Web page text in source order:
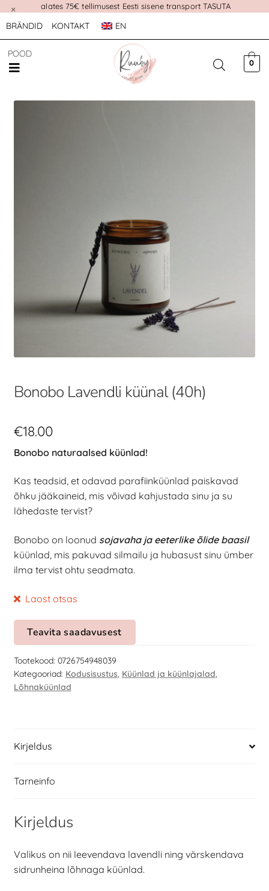
alates 75€ tellimusest Eesti sisene transport TASUTA
×
BRÄNDID KONTAKT EN
POOD
0
Bonobo Lavendli küünal (40h)
€18.00
Bonobo naturaalsed küünlad!
Kas teadsid, et odavad parafiinküünlad paiskavad
õhku jääkaineid, mis võivad kahjustada sinu ja su
lähedaste tervist?
Bonobo on loonud sojavaha ja eeterlike õlide baasil
küünlad, mis pakuvad silmailu ja hubasust sinu ümber
ilma tervist ohtu seadmata.
Laost otsas
Teavita saadavusest
Tootekood: 0726754948039
Kategooriad: Kodusisustus, Küünlad ja küünlajalad,
Lõhnaküünlad
Kirjeldus
Tarneinfo
Kirjeldus
Valikus on nii leevendava lavendli ning värskendava
sidrunheina lõhnaga küünlad.